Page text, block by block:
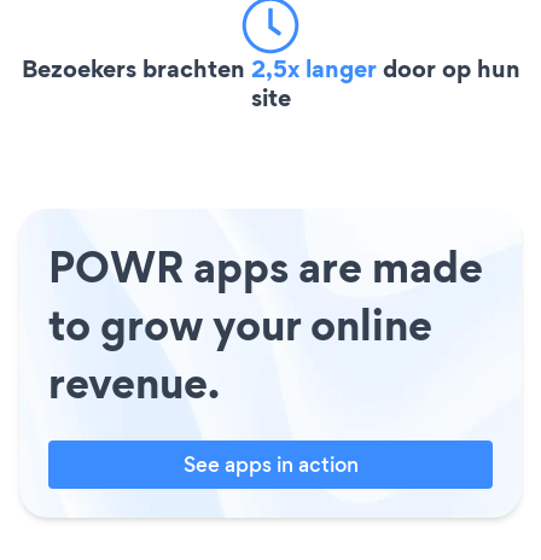
Bezoekers brachten 2,5x langerdoor op hun
site
POWR apps are made
to grow your online
revenue.
See apps in action